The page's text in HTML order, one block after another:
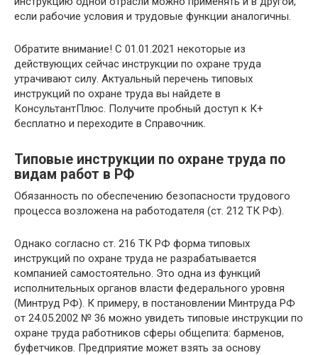
если рабочие условия и трудовые функции аналогичны.
Обратите внимание! С 01.01.2021 некоторые из
действующих сейчас инструкции по охране труда
утрачивают силу. Актуальный перечень типовых
инструкций по охране труда вы найдете в
КонсультантПлюс. Получите пробный доступ к К+
бесплатно и переходите в Справочник.
Типовые инструкции по охране труда по
видам работ в РФ
Обязанность по обеспечению безопасности трудового
процесса возложена на работодателя (ст. 212 ТК РФ).
Однако согласно ст. 216 ТК РФ форма типовых
инструкций по охране труда не разрабатывается
компанией самостоятельно. Это одна из функций
исполнительных органов власти федерального уровня
(Минтруд РФ). К примеру, в постановлении Минтруда РФ
от 24.05.2002 № 36 можно увидеть типовые инструкции по
охране труда работников сферы общепита: барменов,
буфетчиков. Предприятие может взять за основу